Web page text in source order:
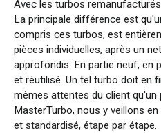
Avec les turbos
La principale différence est
compris ces turbos, est
pièces individuelles, après un
approfondis. En partie neuf, en
et réutilisé. Un tel turbo doit en
mêmes attentes du client qu'un
MasterTurbo, nous y veillons
et standardisé, étape par étape.